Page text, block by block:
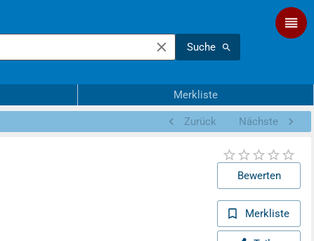
Suche
Merkliste
Zurück Nächste
Bewerten
Merkliste